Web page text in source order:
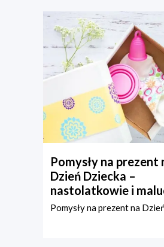
Pomysły na prezent
Dzień Dziecka –
nastolatkowie i
Pomysły na prezent na